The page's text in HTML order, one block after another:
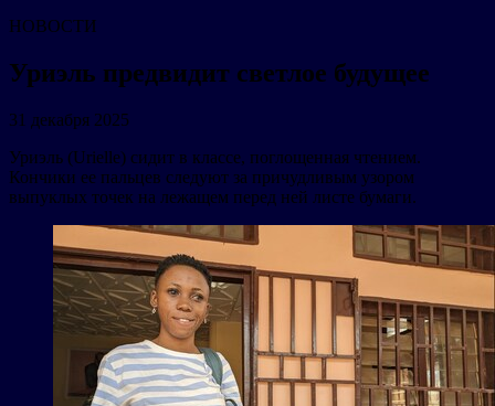
НОВОСТИ
Уриэль предвидит светлое будущее
31 декабря 2025
Уриэль (Urielle) сидит в классе, поглощенная чтением.
Кончики ее пальцев следуют за причудливым узором
выпуклых точек на лежащем перед ней листе бумаги.